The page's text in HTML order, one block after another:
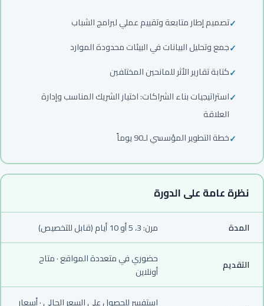
تصميم إطار متابعة وتقييم عملي لبرامج الشباب
جمع وتحليل البيانات في البيئات محدودة الموارد
كتابة تقارير الأثر للمانحين المختلفين
استراتيجيات بناء الشراكات: اختيار الشريك المناسب وإدارة
العلاقة
خطة التطوير المؤسسي لـ90 يوماً
نظرة عامة على الدورة
المدة مرن: 3، 5 أو 10 أيام (قابل للتخصيص)
التقديم
حضوري في متعددة المواقع · متاح
أونلاين
استفسر للحصول على السعر الحالي · أسعار